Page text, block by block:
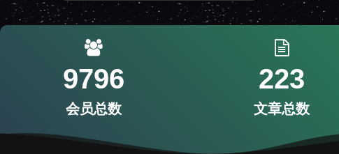
9796
会员总数
223
文章总数